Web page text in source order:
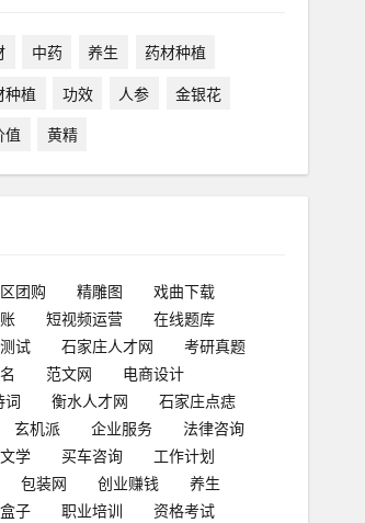
中药 养生
药材种植
种植
功效 人参
金银花
值
黄精
团购 精雕图
戏曲下载
短视频运营
在线题库
试 石家庄人才网
考研真题
范文网
电商设计
词 衡水人才网
石家庄点痣
玄机派 企业服务
法律咨询
学 买车咨询
工作计划
包装网 创业赚钱
养生
子 职业培训 资格考试